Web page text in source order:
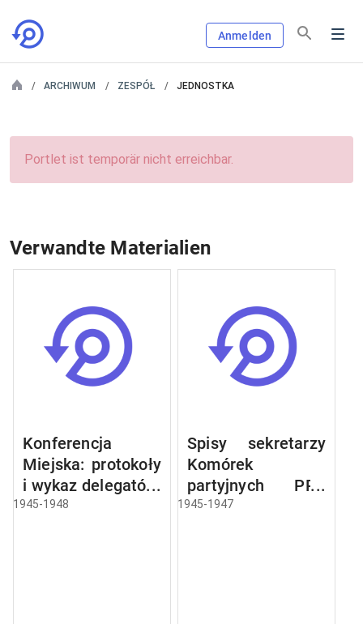
Anmelden
ARCHIWUM ZESPÓŁ JEDNOSTKA
Portlet ist temporär nicht erreichbar.
Verwandte Materialien
Konferencja
Miejska: protokoły
i wykaz delegatów,
sprawozdania,
1945-1948
Spisy sekretarzy
Komórek
partyjnych PPR
miasta Olsztyna
1945-1947